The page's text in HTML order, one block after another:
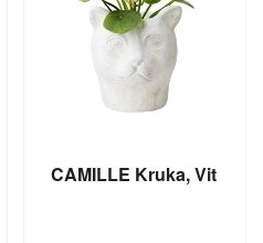
CAMILLE Kruka, Vit